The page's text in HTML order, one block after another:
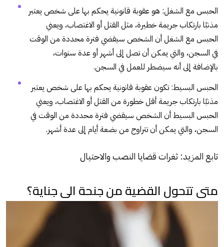
الحبس مع الشغل: هو عقوبة قانونية يحكم بها على شخص يعتبر
مذنبًا بارتكاب جريمة خطيرة، مثل القتل أو الاغتصاب، ويعني
الحبس مع الشغل أن الشخص سيقضي فترة محددة من الوقت
في السجن، والتي يمكن أن تصل إلى أشهر أو عدة سنوات،
بالإضافة إلى أنه سيضطر للعمل في السجن.
الحبس البسيط: تكون عقوبة قانونية يحكم بها على شخص يعتبر
مذنبًا بارتكاب جريمة أقل خطورة من القتل أو الاغتصاب، ويعني
الحبس البسيط أن الشخص سيقضي فترة محددة من الوقت في
السجن، والتي يمكن أن تتراوح من بضعة أيام إلى عدة أشهر.
تابع المزيد: ثغرات قضايا النصب والاحتيال
متى تتحول القضية من جنحة الى جناية؟